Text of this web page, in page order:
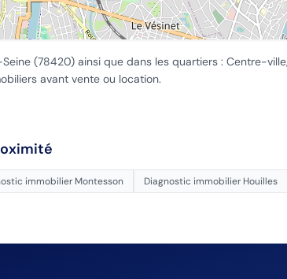
(78420) ainsi que dans les quartiers : Centre-
avant vente ou location.
immobilier Montesson Diagnostic immobilier Houilles